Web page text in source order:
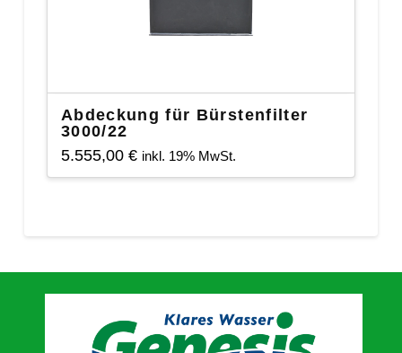
Abdeckung für Bürstenfilter
3000/22
5.555,00 € inkl. 19% MwSt.